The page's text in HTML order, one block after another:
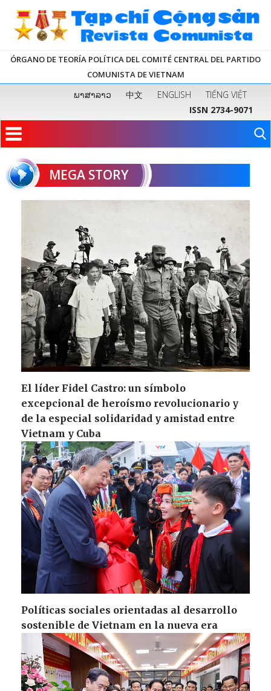
ÓRGANO DE TEORÍA POLÍTICA DEL COMITÉ CENTRAL DEL PARTIDO
COMUNISTA DE VIETNAM
ພາສາລາວ 中文 ENGLISH
TIẾNG VIỆT
ISSN 2734-9071
MEGA STORY
El líder Fidel Castro: un símbolo
excepcional de heroísmo revolucionario y
de la especial solidaridad y amistad entre
Vietnam y Cuba
Políticas sociales orientadas al desarrollo
sostenible de Vietnam en la nueva era